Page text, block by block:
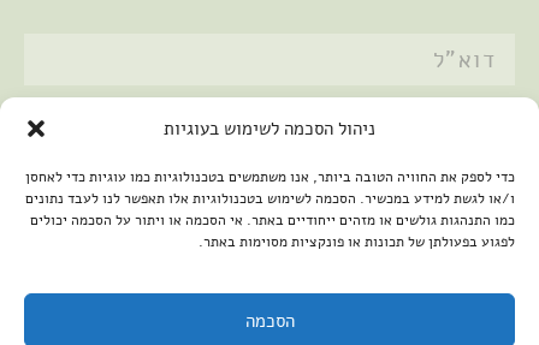
ניהול הסכמה לשימוש בעוגיות
כדי לספק את החוויה הטובה ביותר, אנו משתמשים בטכנולוגיות כמו עוגיות כדי לאחסן
ו/או לגשת למידע במכשיר. הסכמה לשימוש בטכנולוגיות אלו תאפשר לנו לעבד נתונים
כמו התנהגות גולשים או מזהים ייחודיים באתר. אי הסכמה או ויתור על הסכמה יכולים
לפגוע בפעולתן של תכונות או פונקציות מסוימות באתר.
הסכמה
אני מאשר/ת אתמדיניות הפרטיות
שלחתי